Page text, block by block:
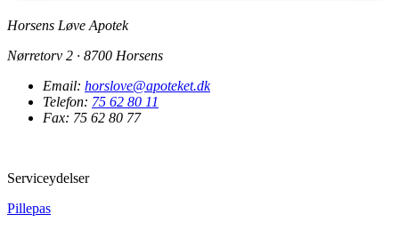
Horsens Løve Apotek
Nørretorv 2 · 8700 Horsens
Email: horslove@apoteket.dk
Telefon: 75 62 80 11
Fax: 75 62 80 77
Serviceydelser
Pillepas